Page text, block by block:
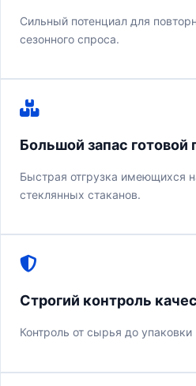
Сильный потенциал для
сезонного спроса.
Большой запас готовой
Быстрая отгрузка имеющихся
стеклянных стаканов.
Строгий контроль
Контроль от сырья до упаковки